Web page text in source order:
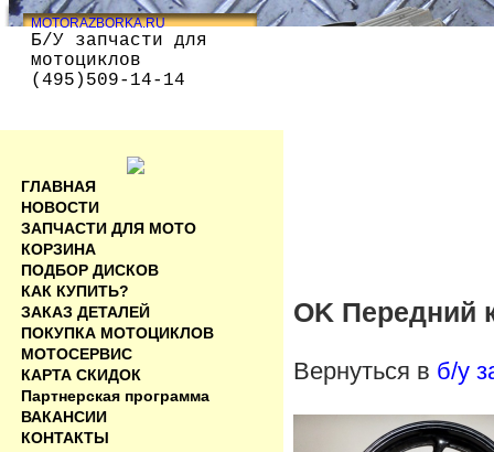
MOTORAZBORKA.RU
Б/У запчасти для
мотоциклов
(495)509-14-14
OK Передний
Вернуться в б/у
ГЛАВНАЯ
НОВОСТИ
ЗАПЧАСТИ ДЛЯ МОТО
КОРЗИНА
ПОДБОР ДИСКОВ
КАК КУПИТЬ?
ЗАКАЗ ДЕТАЛЕЙ
ПОКУПКА МОТОЦИКЛОВ
МОТОСЕРВИС
КАРТА СКИДОК
Партнерская программа
ВАКАНСИИ
КОНТАКТЫ